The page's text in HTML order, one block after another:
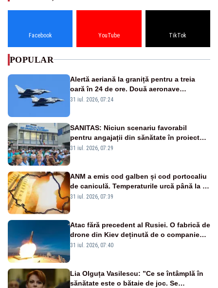
Facebook YouTube TikTok
POPULAR
Alertă aeriană la graniță pentru a treia
oară în 24 de ore. Două aeronave
Eurofighter britanice au fost ridicate de la
31 iul. 2026, 07:24
SANITAS: Niciun scenariu favorabil
pentru angajații din sănătate în proiectul
Legii salarizării
31 iul. 2026, 07:29
ANM a emis cod galben și cod portocaliu
de caniculă. Temperaturile urcă până la 38
de grade, iar nopțile devin tropicale
31 iul. 2026, 07:39
Atac fără precedent al Rusiei. O fabrică de
drone din Kiev deținută de o companie
americană, distrusă de o rachetă
31 iul. 2026, 07:40
Lia Olguța Vasilescu: ”Ce se întâmplă în
sănătate este o bătaie de joc. Se